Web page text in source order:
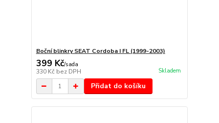
Boční blinkry SEAT Cordoba I FL (1999-2003)
399 Kč/sada
330 Kč bez DPH Skladem
Přidat do košíku